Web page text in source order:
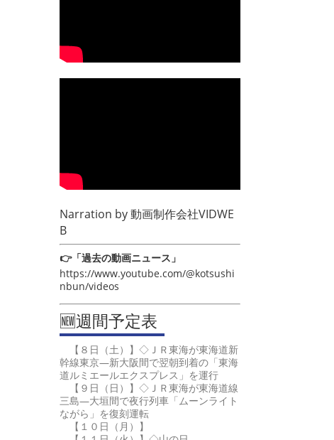
Narration by動画制作会社VIDWE
B
👉「過去の動画ニュース」
https://www.youtube.com/@kotsushi
nbun/videos
🆕週間予定表
【８日（土）】◇ＪＲ東海が東海道新
幹線東京―新大阪間で翌朝到着の「東海
道ルミエールエクスプレス」を運行
【９日（日）】◇ＪＲ東海が東海道線
三島―大垣間で夜行列車「ムーンライト
ながら」を復刻運転
【１０日（月）】